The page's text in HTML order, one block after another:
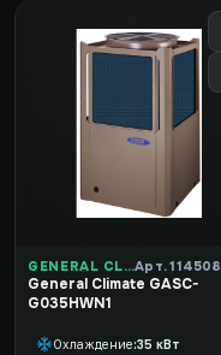
GENERAL CLIMATEАрт. 114508
General Climate GASC-
G035HWN1
Охлаждение 35 кВт